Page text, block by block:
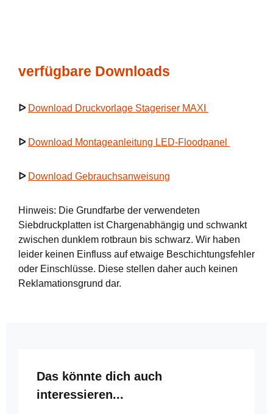
verfügbare Downloads
ᐅ Download Druckvorlage Stageriser MAXI
ᐅ Download Montageanleitung LED-Floodpanel
ᐅ Download Gebrauchsanweisung
Hinweis: Die Grundfarbe der verwendeten
Siebdruckplatten ist Chargenabhängig und schwankt
zwischen dunklem rotbraun bis schwarz. Wir haben
leider keinen Einfluss auf etwaige Beschichtungsfehler
oder Einschlüsse. Diese stellen daher auch keinen
Reklamationsgrund dar.
Produktgalerie überspringen
Das könnte dich auch
interessieren...